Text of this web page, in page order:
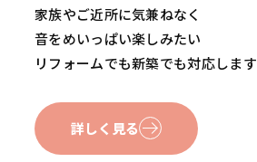
家族やご近所に気兼ねなく
音をめいっぱい楽しみたい
リフォームでも新築でも対応します
詳しく見る